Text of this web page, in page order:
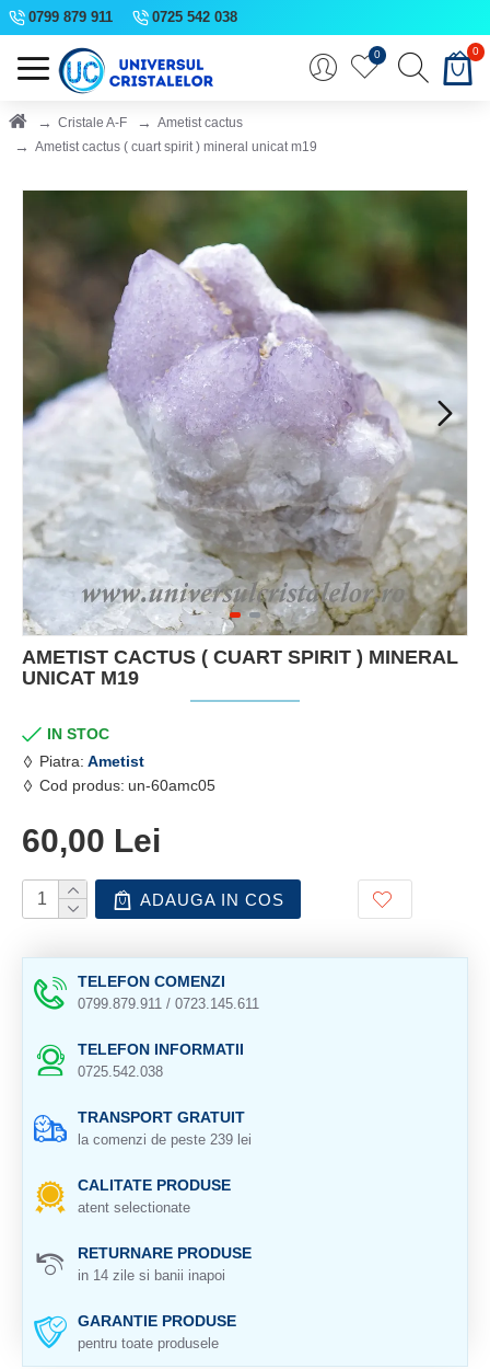
0799 879 911 0725 542 038
0 0
Cristale A-F
Ametist cactus
Ametist cactus ( cuart spirit ) mineral unicat m19
AMETIST CACTUS ( CUART SPIRIT ) MINERAL
UNICAT M19
IN STOC
Piatra: Ametist
Cod produs: un-60amc05
60,00 Lei
ADAUGA IN COS
TELEFON COMENZI
0799.879.911 / 0723.145.611
TELEFON INFORMATII
0725.542.038
TRANSPORT GRATUIT
la comenzi de peste 239 lei
CALITATE PRODUSE
atent selectionate
RETURNARE PRODUSE
in 14 zile si banii inapoi
GARANTIE PRODUSE
pentru toate produsele